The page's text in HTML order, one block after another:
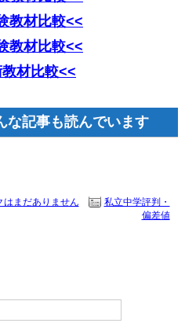
教材比較<<
教材比較<<
材比較<<
な記事も読んでいます
はまだありません
私立中学評判・
偏差値